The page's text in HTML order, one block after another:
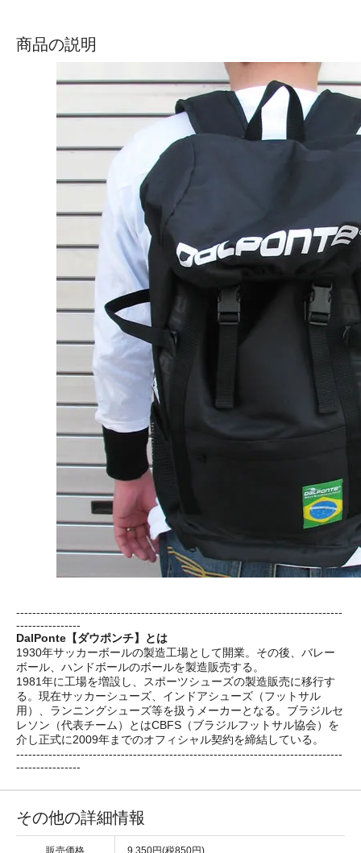
商品の説明
---------------------------------------------------------------------------------
----------------
DalPonte【ダウポンチ】とは
1930年サッカーボールの製造工場として開業。その後、バレー
ボール、ハンドボールのボールを製造販売する。
1981年に工場を増設し、スポーツシューズの製造販売に移行す
る。現在サッカーシューズ、インドアシューズ（フットサル
用）、ランニングシューズ等を扱うメーカーとなる。ブラジルセ
レソン（代表チーム）とはCBFS（ブラジルフットサル協会）を
介し正式に2009年までのオフィシャル契約を締結している。
---------------------------------------------------------------------------------
----------------
その他の詳細情報
販売価格 9,350円(税850円)